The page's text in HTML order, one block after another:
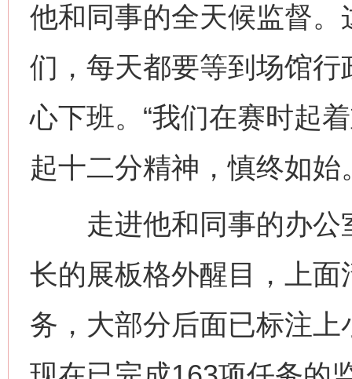
他和同事的全天候监督
们，每天都要等到场馆
心下班。“我们在赛时起
起十二分精神，慎终如始
走进他和同事的办公
长的展板格外醒目，上
务，大部分后面已标注上